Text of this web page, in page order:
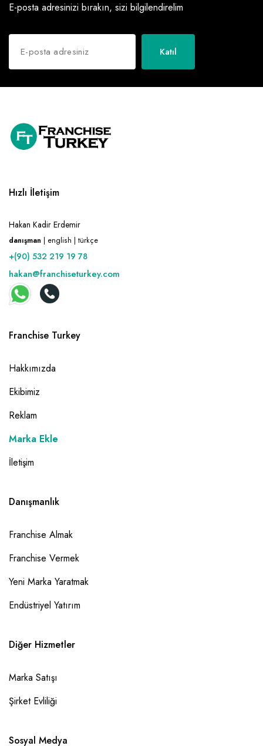
E-posta adresinizi bırakın, sizi bilgilendirelim
Katıl
Hızlı İletişim
Hakan Kadir Erdemir
danışman | english | türkçe
+(90) 532 219 19 78
hakan@franchiseturkey.com
Franchise Turkey
Hakkımızda
Ekibimiz
Reklam
Marka Ekle
İletişim
Danışmanlık
Franchise Almak
Franchise Vermek
Yeni Marka Yaratmak
Endüstriyel Yatırım
Diğer Hizmetler
Marka Satışı
Şirket Evliliği
Sosyal Medya